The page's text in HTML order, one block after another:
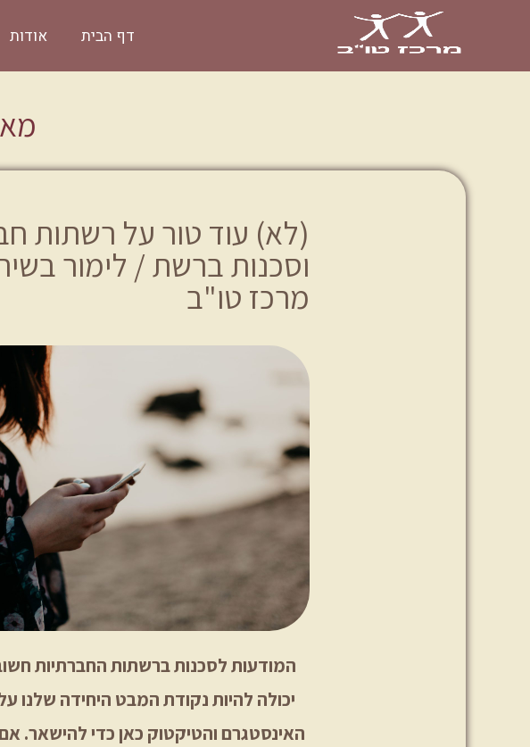
דף הבית אודות
(לא) עוד טור על רשתות
וסכנות ברשת / לימור
מרכז טו"ב
המודעות לסכנות ברשתות החברתיות
יכולה להיות נקודת המבט היחידה שלנו
האינסטגרם והטיקטוק כאן כדי להישאר.